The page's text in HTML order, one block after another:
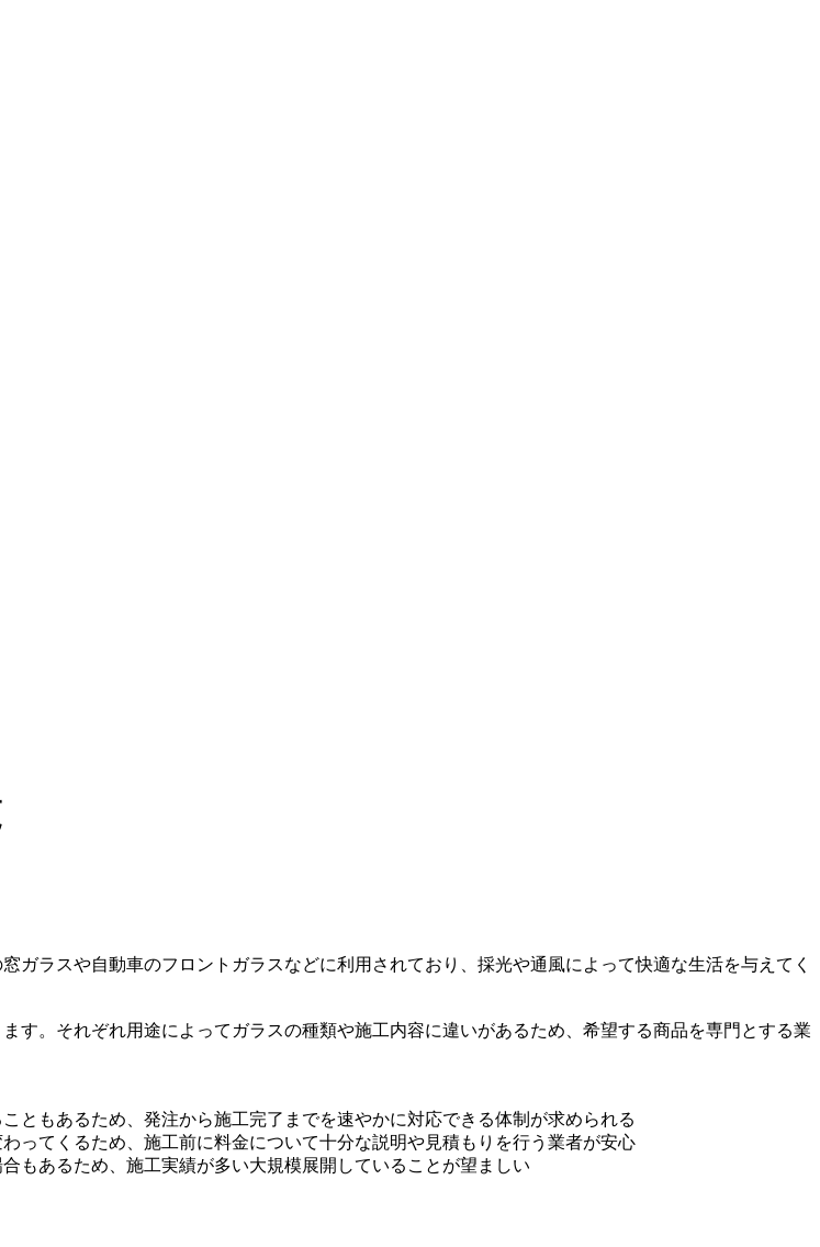
ラスや自動車のフロントガラスなどに利用されており、採光や通風によって快適な生活を与えてく
す。それぞれ用途によってガラスの種類や施工内容に違いがあるため、希望する商品を専門とする業
ともあるため、発注から施工完了までを速やかに対応できる体制が求められる
ってくるため、施工前に料金について十分な説明や見積もりを行う業者が安心
もあるため、施工実績が多い大規模展開していることが望ましい